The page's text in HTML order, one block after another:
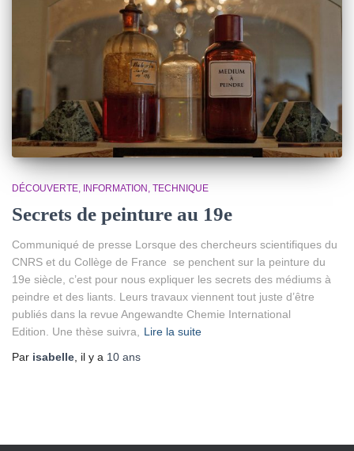
DÉCOUVERTE INFORMATION TECHNIQUE
Secrets de peinture au 19e
Communiqué de presse Lorsque des chercheurs scientifiques du
CNRS et du Collège de France se penchent sur la peinture du
19e siècle, c’est pour nous expliquer les secrets des médiums à
peindre et des liants. Leurs travaux viennent tout juste d’être
publiés dans la revue Angewandte Chemie International
Edition. Une thèse suivra,
Lire la suite
Par isabelle , il y a 10 ans